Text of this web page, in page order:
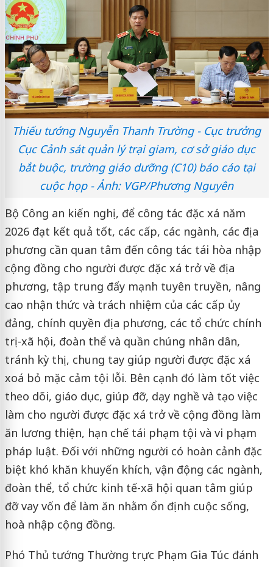
Thiếu tướng Nguyễn Thanh Trường - Cục trưởng
Cục Cảnh sát quản lý trại giam, cơ sở giáo dục
bắt buộc, trường giáo dưỡng (C10) báo cáo tại
cuộc họp - Ảnh: VGP/Phương Nguyên
Bộ Công an kiến nghị, để công tác đặc xá năm
2026 đạt kết quả tốt, các cấp, các ngành, các địa
phương cần quan tâm đến công tác tái hòa nhập
cộng đồng cho người được đặc xá trở về địa
phương, tập trung đẩy mạnh tuyên truyền, nâng
cao nhận thức và trách nhiệm của các cấp ủy
đảng, chính quyền địa phương, các tổ chức chính
trị-xã hội, đoàn thể và quần chúng nhân dân,
tránh kỳ thị, chung tay giúp người được đặc xá
xoá bỏ mặc cảm tội lỗi. Bên cạnh đó làm tốt việc
theo dõi, giáo dục, giúp đỡ, dạy nghề và tạo việc
làm cho người được đặc xá trở về cộng đồng làm
ăn lương thiện, hạn chế tái phạm tội và vi phạm
pháp luật. Đối với những người có hoàn cảnh đặc
biệt khó khăn khuyến khích, vận động các ngành,
đoàn thể, tổ chức kinh tế-xã hội quan tâm giúp
đỡ vay vốn để làm ăn nhằm ổn định cuộc sống,
hoà nhập cộng đồng.
Phó Thủ tướng Thường trực Phạm Gia Túc đánh